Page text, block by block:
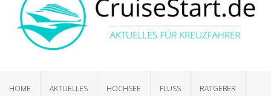
HOME AKTUELLES HOCHSEE FLUSS RATGEBER